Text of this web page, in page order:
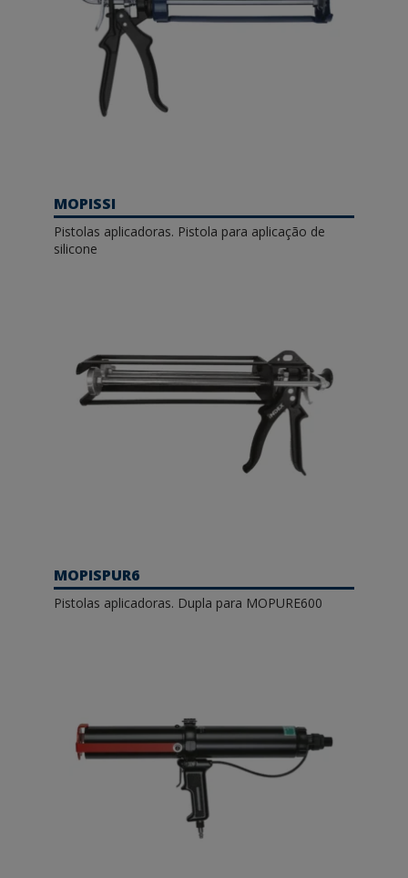
MOPISSI
Pistolas aplicadoras. Pistola para aplicação de
silicone
MOPISPUR6
Pistolas aplicadoras. Dupla para MOPURE600